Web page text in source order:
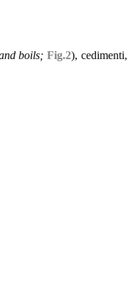
boils; Fig.2), cedimenti,